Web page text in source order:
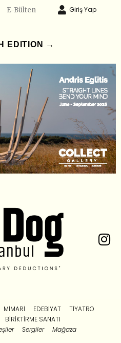
E-Bülten Giriş Yap
EDITION →
MIMARI EDEBIYAT
TIYATRO
BIRIKTIRME SANATI
Sergiler Mağaza